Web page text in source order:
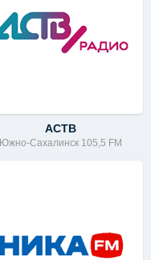
АСТВ
Южно-Сахалинск 105,5 FM